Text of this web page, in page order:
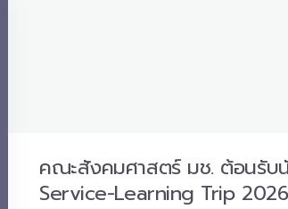
คณะสังคมศาสตร์ มช. ต้อนรับ
Service-Learning Trip 2026